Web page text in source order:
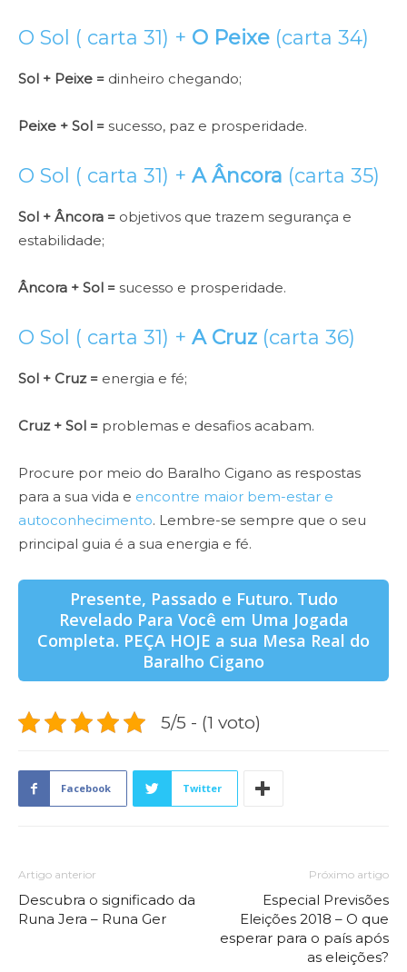
O Sol ( carta 31) + O Peixe (carta 34)
Sol + Peixe = dinheiro chegando;
Peixe + Sol = sucesso, paz e prosperidade.
O Sol ( carta 31) + A Âncora (carta 35)
Sol + Âncora = objetivos que trazem segurança e
estabilidade;
Âncora + Sol = sucesso e prosperidade.
O Sol ( carta 31) + A Cruz (carta 36)
Sol + Cruz = energia e fé;
Cruz + Sol = problemas e desafios acabam.
Procure por meio do Baralho Cigano as respostas
para a sua vida e encontre maior bem-estar e
autoconhecimento. Lembre-se sempre que o seu
principal guia é a sua energia e fé.
Presente, Passado e Futuro. Tudo
Revelado Para Você em Uma Jogada
Completa. PEÇA HOJE a sua Mesa Real do
Baralho Cigano
5/5 - (1 voto)
Facebook Twitter
Artigo anterior
Descubra o significado da
Runa Jera – Runa Ger
Próximo artigo
Especial Previsões
Eleições 2018 – O que
esperar para o país após
as eleições?